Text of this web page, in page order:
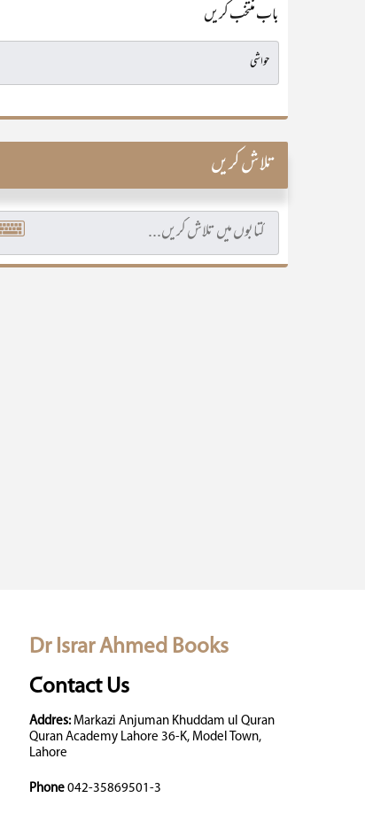
باب منتخب کریں
تلاش کریں
Dr Israr Ahmed Books
Contact Us
Addres:Markazi Anjuman Khuddam ul Quran
Quran Academy Lahore 36-K, Model Town,
Lahore
Phone 042-35869501-3